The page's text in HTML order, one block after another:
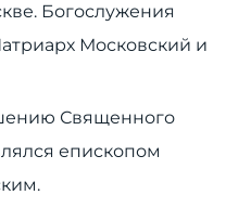
Богослужения
Московский и
Священного
епископом